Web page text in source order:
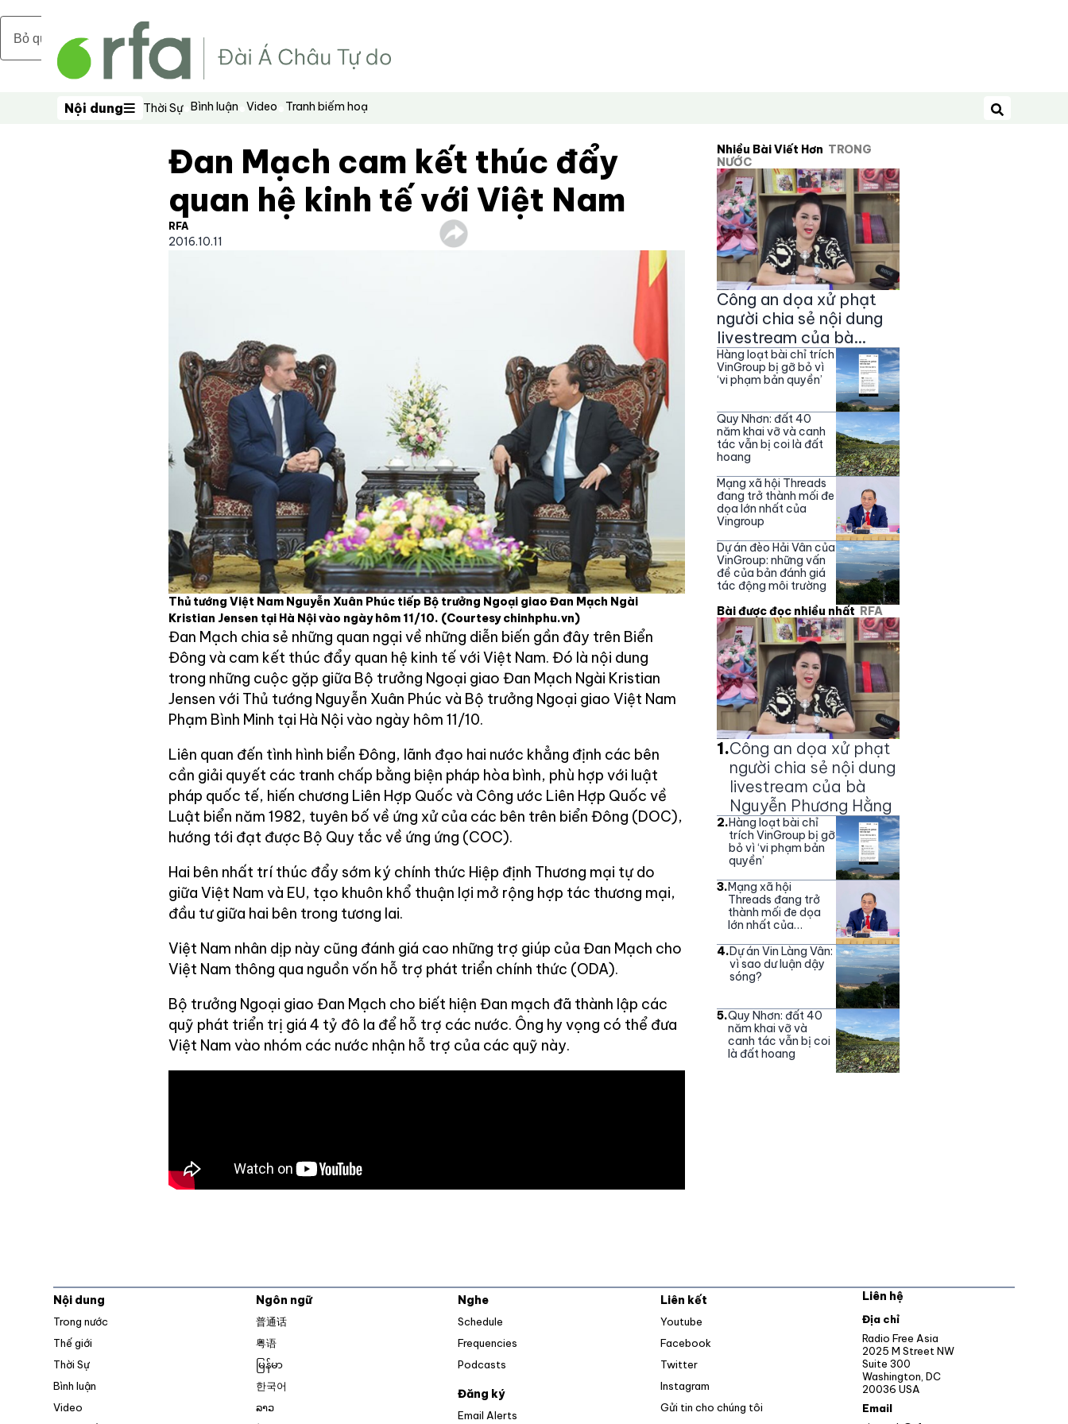
Bỏ qua nội dung chính
Nội dung
Nội dung Thời Sự Bình luận Video Tranh biếm hoạ
Tìm kiếm
Đan Mạch cam kết thúc đẩy
quan hệ kinh tế với Việt Nam
RFA
2016.10.11
Thủ tướng Việt Nam Nguyễn Xuân Phúc tiếp Bộ trưởng Ngoại giao Đan Mạch Ngài
Kristian Jensen tại Hà Nội vào ngày hôm 11/10. (Courtesy chinhphu.vn)
Đan Mạch chia sẻ những quan ngại về những diễn biến gần đây trên Biển
Đông và cam kết thúc đẩy quan hệ kinh tế với Việt Nam. Đó là nội dung
trong những cuộc gặp giữa Bộ trưởng Ngoại giao Đan Mạch Ngài Kristian
Jensen với Thủ tướng Nguyễn Xuân Phúc và Bộ trưởng Ngoại giao Việt Nam
Phạm Bình Minh tại Hà Nội vào ngày hôm 11/10.
Liên quan đến tình hình biển Đông, lãnh đạo hai nước khẳng định các bên
cần giải quyết các tranh chấp bằng biện pháp hòa bình, phù hợp với luật
pháp quốc tế, hiến chương Liên Hợp Quốc và Công ước Liên Hợp Quốc về
Luật biển năm 1982, tuyên bố về ứng xử của các bên trên biển Đông (DOC),
hướng tới đạt được Bộ Quy tắc về ứng ứng (COC).
Hai bên nhất trí thúc đẩy sớm ký chính thức Hiệp định Thương mại tự do
giữa Việt Nam và EU, tạo khuôn khổ thuận lợi mở rộng hợp tác thương mại,
đầu tư giữa hai bên trong tương lai.
Việt Nam nhân dịp này cũng đánh giá cao những trợ giúp của Đan Mạch cho
Việt Nam thông qua nguồn vốn hỗ trợ phát triển chính thức (ODA).
Bộ trưởng Ngoại giao Đan Mạch cho biết hiện Đan mạch đã thành lập các
quỹ phát triển trị giá 4 tỷ đô la để hỗ trợ các nước. Ông hy vọng có thể đưa
Việt Nam vào nhóm các nước nhận hỗ trợ của các quỹ này.
Nhiều Bài Viết Hơn TRONG
NƯỚC
Công an dọa xử phạt
người chia sẻ nội dung
livestream của bà
Nguyễn Phương Hằng
Hàng loạt bài chỉ trích
VinGroup bị gỡ bỏ vì
‘vi phạm bản quyền’
Quy Nhơn: đất 40
năm khai vỡ và canh
tác vẫn bị coi là đất
hoang
Mạng xã hội Threads
đang trở thành mối đe
dọa lớn nhất của
Vingroup
Dự án đèo Hải Vân của
VinGroup: những vấn
đề của bản đánh giá
tác động môi trường
Bài được đọc nhiều nhất RFA
1.Công an dọa xử phạt
người chia sẻ nội dung
livestream của bà
Nguyễn Phương Hằng
2.Hàng loạt bài chỉ
trích VinGroup bị gỡ
bỏ vì ‘vi phạm bản
quyền’
3.Mạng xã hội
Threads đang trở
thành mối đe dọa
lớn nhất của
4.Dự án Vin Làng Vân:
vì sao dư luận dậy
sóng?
5.Quy Nhơn: đất 40
năm khai vỡ và
canh tác vẫn bị coi
là đất hoang
Nội dung
Trong nước
Thế giới
Thời Sự
Bình luận
Video
Ngôn ngữ
普通话
粤语
မြန်မာ
한국어
ລາວ
Nghe
Schedule
Frequencies
Podcasts
Đăng ký
Email Alerts
Liên kết
Youtube
Facebook
Twitter
Instagram
Gửi tin cho chúng tôi
Liên hệ
Địa chỉ
Radio Free Asia
2025 M Street NW
Suite 300
Washington, DC
20036 USA
Email